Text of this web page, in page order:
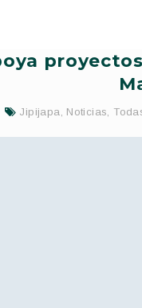
Jipijapa, Noticias,